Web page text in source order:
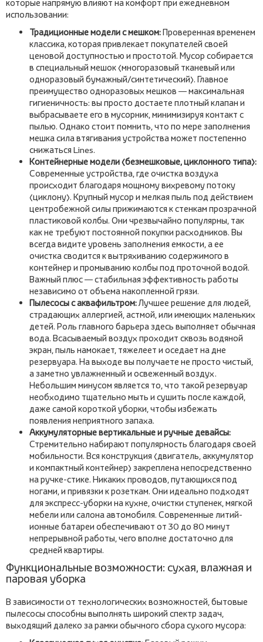
которые напрямую влияют на комфорт при ежедневном
использовании:
Традиционные модели с мешком:Проверенная временем
классика, которая привлекает покупателей своей
ценовой доступностью и простотой. Мусор собирается
в специальный мешок (многоразовый тканевый или
одноразовый бумажный/синтетический). Главное
преимущество одноразовых мешков — максимальная
гигиеничность: вы просто достаете плотный клапан и
выбрасываете его в мусорник, минимизируя контакт с
пылью. Однако стоит помнить, что по мере заполнения
мешка сила втягивания устройства может постепенно
снижаться Lines.
Контейнерные модели (безмешковые, циклонного типа):
Современные устройства, где очистка воздуха
происходит благодаря мощному вихревому потоку
(циклону). Крупный мусор и мелкая пыль под действием
центробежной силы прижимаются к стенкам прозрачной
пластиковой колбы. Они чрезвычайно популярны, так
как не требуют постоянной покупки расходников. Вы
всегда видите уровень заполнения емкости, а ее
очистка сводится к вытряхиванию содержимого в
контейнер и промыванию колбы под проточной водой.
Важный плюс — стабильная эффективность работы
независимо от объема накопленной грязи.
Пылесосы с аквафильтром:Лучшее решение для людей,
страдающих аллергией, астмой, или имеющих маленьких
детей. Роль главного барьера здесь выполняет обычная
вода. Всасываемый воздух проходит сквозь водяной
экран, пыль намокает, тяжелеет и оседает на дне
резервуара. На выходе вы получаете не просто чистый,
а заметно увлажненный и освеженный воздух.
Небольшим минусом является то, что такой резервуар
необходимо тщательно мыть и сушить после каждой,
даже самой короткой уборки, чтобы избежать
появления неприятного запаха.
Аккумуляторные вертикальные и ручные девайсы:
Стремительно набирают популярность благодаря своей
мобильности. Вся конструкция (двигатель, аккумулятор
и компактный контейнер) закреплена непосредственно
на ручке-стике. Никаких проводов, путающихся под
ногами, и привязки к розеткам. Они идеально подходят
для экспресс-уборки на кухне, очистки ступенек, мягкой
мебели или салона автомобиля. Современные литий-
ионные батареи обеспечивают от 30 до 80 минут
непрерывной работы, чего вполне достаточно для
средней квартиры.
Функциональные возможности: сухая, влажная и
паровая уборка
В зависимости от технологических возможностей, бытовые
пылесосы способны выполнять широкий спектр задач,
выходящий далеко за рамки обычного сбора сухого мусора: